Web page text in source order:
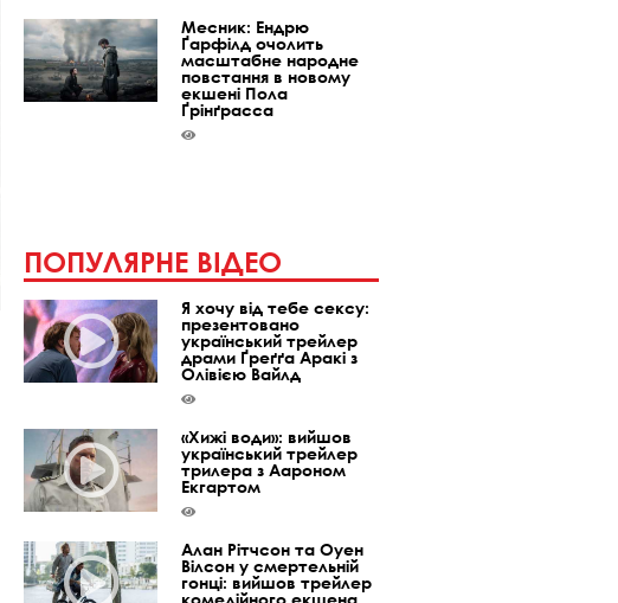
Месник: Ендрю
Ґарфілд очолить
масштабне народне
повстання в новому
екшені Пола
Ґрінґрасса
ПОПУЛЯРНЕ ВІДЕО
Я хочу від тебе сексу:
презентовано
український трейлер
драми Ґреґґа Аракі з
Олівією Вайлд
«Хижі води»: вийшов
український трейлер
трилера з Аароном
Екгартом
Алан Рітчсон та Оуен
Вілсон у смертельній
гонці: вийшов трейлер
комедійного екшена